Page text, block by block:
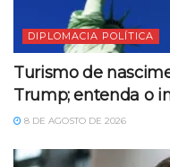
DIPLOMACIA POLÍTICA
Turismo de
Trump; entenda o
8 DE AGOSTO DE 2026